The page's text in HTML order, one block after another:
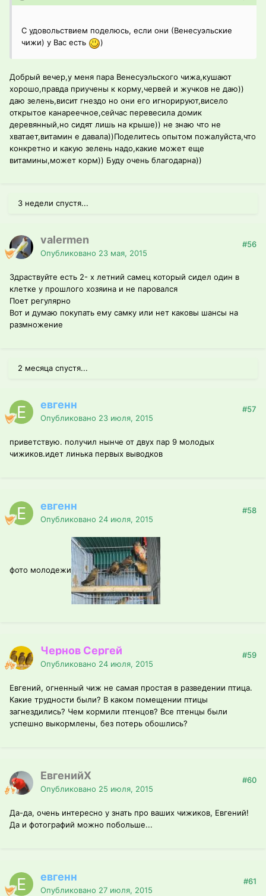
С удовольствием поделюсь, если они (Венесуэльские
чижи) у Вас есть
)
Добрый вечер,у меня пара Венесуэльского чижа,кушают
хорошо,правда приучены к корму,червей и жучков не даю))
даю зелень,висит гнездо но они его игнорируют,висело
открытое канареечное,сейчас перевесила домик
деревянный,но сидят лишь на крыше)) не знаю что не
хватает,витамин е давала))Поделитесь опытом пожалуйста,что
конкретно и какую зелень надо,какие может еще
витамины,может корм)) Буду очень благодарна))
3 недели спустя...
valermen
Опубликовано 23 мая, 2015
#56
Здраствуйте есть 2- х летний самец который сидел один в
клетке у прошлого хозяина и не паровался
Поет регулярно
Вот и думаю покупать ему самку или нет каковы шансы на
размножение
2 месяца спустя...
евгенн
Опубликовано 23 июля, 2015
#57
приветствую. получил нынче от двух пар 9 молодых
чижиков.идет линька первых выводков
евгенн
Опубликовано 24 июля, 2015
#58
фото молодежи
Чернов Сергей
Опубликовано 24 июля, 2015
#59
Евгений, огненный чиж не самая простая в разведении птица.
Какие трудности были? В каком помещении птицы
загнездились? Чем кормили птенцов? Все птенцы были
успешно выкормлены, без потерь обошлись?
ЕвгенийХ
Опубликовано 25 июля, 2015
#60
Да-да, очень интересно у знать про ваших чижиков, Евгений!
Да и фотографий можно побольше...
евгенн
Опубликовано 27 июля, 2015
#61